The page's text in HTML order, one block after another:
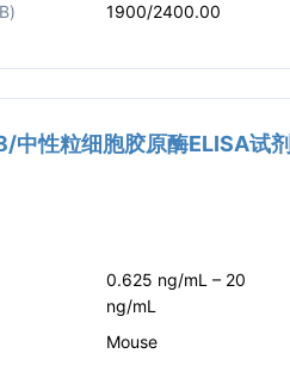
1900/2400.00
性粒细胞胶原酶ELISA试剂
0.625 ng/mL – 20
ng/mL
Mouse